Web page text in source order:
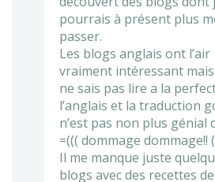
pourrais à présent plus
passer.
Les blogs anglais ont l’air
vraiment intéressant
ne sais pas lire a la
l’anglais et la traduction
n’est pas non plus génial
=((( dommage dommage!!
Il me manque juste
blogs avec des recettes de